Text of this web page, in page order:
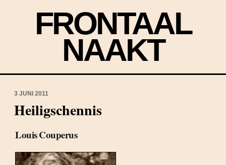
FRONTAAL
NAAKT
3 JUNI 2011
Heiligschennis
Louis Couperus